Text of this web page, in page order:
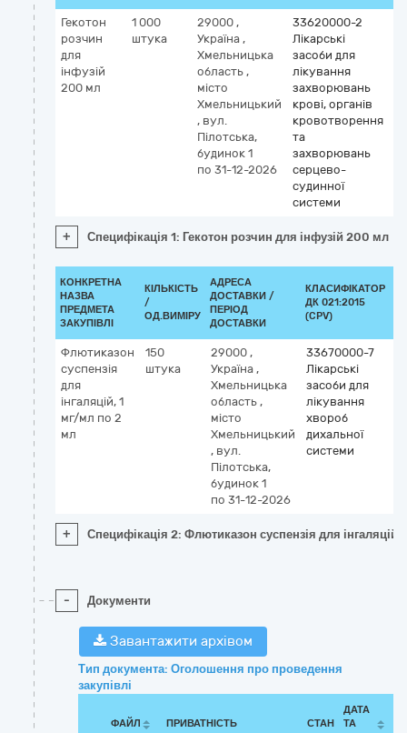
Гекотон
розчин
для
інфузій
200 мл
1 000
штука
29000 ,
Україна ,
Хмельницька
область ,
місто
Хмельницький
, вул.
Пілотська,
будинок 1
по 31-12-2026
33620000-2
Лікарські
засоби для
лікування
захворювань
крові, органів
кровотворення
та
захворювань
серцево-
судинної
системи
+ Специфікація 1: Гекотон розчин для інфузій 200 мл
КОНКРЕТНА
НАЗВА
ПРЕДМЕТА
ЗАКУПІВЛІ
КІЛЬКІСТЬ
/
ОД.ВИМІРУ
АДРЕСА
ДОСТАВКИ /
ПЕРІОД
ДОСТАВКИ
КЛАСИФІКАТОР
ДК 021:2015
(CPV)
Флютиказон
суспензія
для
інгаляцій, 1
мг/мл по 2
мл
150
штука
29000 ,
Україна ,
Хмельницька
область ,
місто
Хмельницький
, вул.
Пілотська,
будинок 1
по 31-12-2026
33670000-7
Лікарські
засоби для
лікування
хвороб
дихальної
системи
+ Специфікація 2: Флютиказон суспензія для
- Документи
Завантажити архівом
Тип документа: Оголошення про проведення
закупівлі
ФАЙЛ ПРИВАТНІСТЬ СТАН
ДАТА
ТА